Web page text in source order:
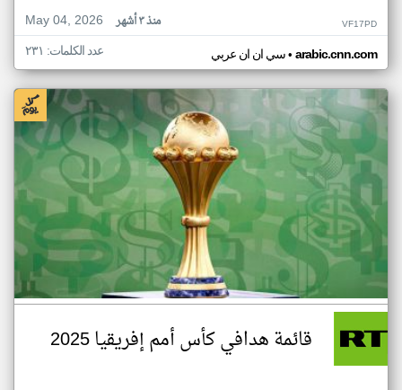
May 04, 2026
منذ ٣ أشهر VF17PD
سي ان ان عربي• arabic.cnn.com عدد الكلمات: ٢٣١
قائمة هدافي كأس أمم إفريقيا 2025